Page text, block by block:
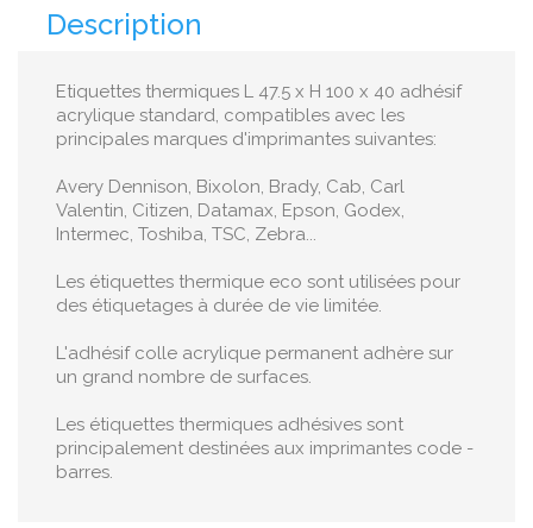
Description
Etiquettes thermiques L 47.5 x H 100 x 40 adhésif
acrylique standard, compatibles avec les
principales marques d'imprimantes suivantes:
Avery Dennison, Bixolon, Brady, Cab, Carl
Valentin, Citizen, Datamax, Epson, Godex,
Intermec, Toshiba, TSC, Zebra...
Les étiquettes thermique eco sont utilisées pour
des étiquetages à durée de vie limitée.
L'adhésif colle acrylique permanent adhère sur
un grand nombre de surfaces.
Les étiquettes thermiques adhésives sont
principalement destinées aux imprimantes code -
barres.